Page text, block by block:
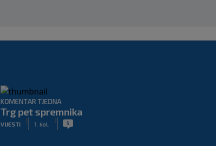
KOMENTAR TJEDNA
Trg pet spremnika
VIJESTI
|
1. kol.
| 5